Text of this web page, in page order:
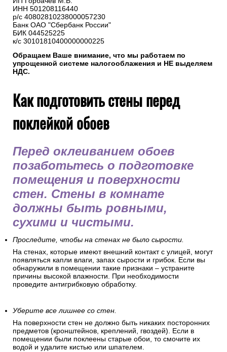
ИНН 501208116440
р/с 40802810238000057230
Банк ОАО "Сбербанк России"
БИК 044525225
к/с 30101810400000000225
Обращаем Ваше внимание, что мы работаем по
упрощенной системе налогооблажения и НЕ выделяем
НДС.
Как подготовить стены перед
поклейкой обоев
Перед оклеиванием обоев
позаботьтесь о подготовке
помещения и поверхности
стен. Стены в комнате
должны быть ровными,
сухими и чистыми.
Проследите, чтобы на стенах не было сырости.
На стенах, которые имеют внешний контакт с улицей, могут
появляться капли влаги, запах сырости и грибок. Если вы
обнаружили в помещении такие признаки – устраните
причины высокой влажности. При необходимости
проведите антигрибковую обработку.
Уберите все лишнее со стен.
На поверхности стен не должно быть никаких посторонних
предметов (кронштейнов, креплений, гвоздей). Если в
помещении были поклеены старые обои, то смочите их
водой и удалите кистью или шпателем.